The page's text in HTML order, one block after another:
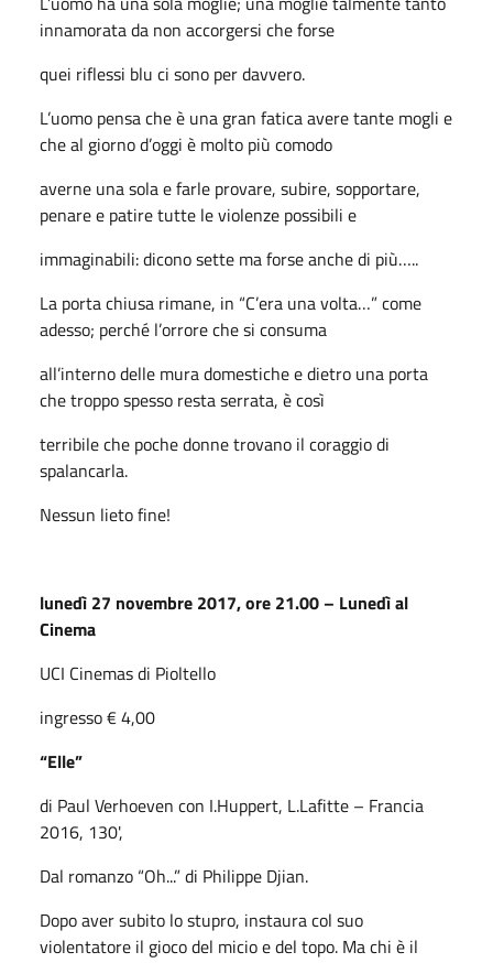
innamorata da non accorgersi che forse
quei riflessi blu ci sono per davvero.
L’uomo pensa che è una gran fatica avere tante mogli e
che al giorno d’oggi è molto più comodo
averne una sola e farle provare, subire, sopportare,
penare e patire tutte le violenze possibili e
immaginabili: dicono sette ma forse anche di più…..
La porta chiusa rimane, in “C’era una volta…” come
adesso; perché l’orrore che si consuma
all’interno delle mura domestiche e dietro una porta
che troppo spesso resta serrata, è così
terribile che poche donne trovano il coraggio di
spalancarla.
Nessun lieto fine!
lunedì 27 novembre 2017, ore 21.00 – Lunedì al
Cinema
UCI Cinemas di Pioltello
ingresso € 4,00
“Elle”
di Paul Verhoeven con I.Huppert, L.Lafitte – Francia
2016, 130',
Dal romanzo “Oh...” di Philippe Djian.
Dopo aver subito lo stupro, instaura col suo
violentatore il gioco del micio e del topo. Ma chi è il